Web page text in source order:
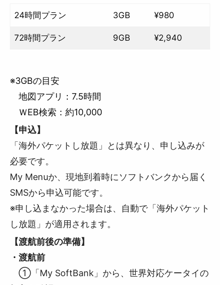
24時間プラン 3GB ¥980
72時間プラン 9GB ¥2,940
※3GBの目安
地図アプリ：7.5時間
ＷEB検索：約10,000
【申込】
「海外パケットし放題」とは異なり、申し込みが
必要です。
My Menuか、現地到着時にソフトバンクから届く
SMSから申込可能です。
※申し込まなかった場合は、自動で「海外パケット
し放題」が適用されます。
【渡航前後の準備】
・渡航前
①「My SoftBank」から、世界対応ケータイの